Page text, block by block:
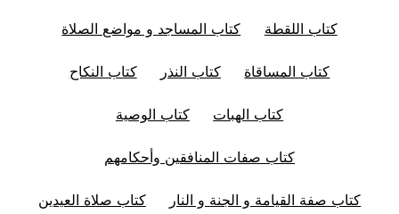
كتاب اللقطة كتاب المساجد و مواضع الصلاة
كتاب المساقاة كتاب النذر كتاب النكاح
كتاب الهبات كتاب الوصية
كتاب صفات المنافقين وأحكامهم
كتاب صفة القيامة و الجنة و النار كتاب صلاة العيدين